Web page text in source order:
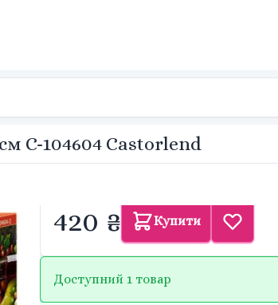
C-104604 Castorlend
420 ₴ Купити
Доступний 1 товар